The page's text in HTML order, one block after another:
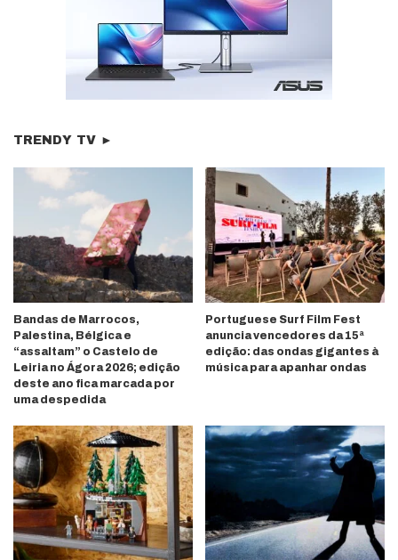
TRENDY TV ►
Bandas de Marrocos,
Palestina, Bélgica e
“assaltam” o Castelo de
Leiria no Ágora 2026; edição
deste ano fica marcada por
uma despedida
Portuguese Surf Film Fest
anuncia vencedores da 15ª
edição: das ondas gigantes à
música para apanhar ondas